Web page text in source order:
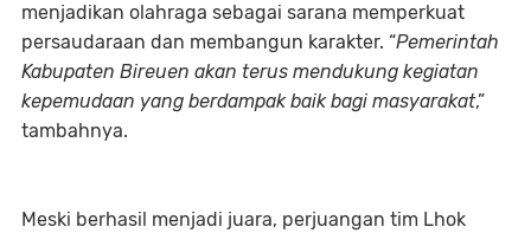
menjadikan olahraga sebagai sarana memperkuat
persaudaraan dan membangun karakter. “Pemerintah
Kabupaten Bireuen akan terus mendukung kegiatan
kepemudaan yang berdampak baik bagi masyarakat,”
tambahnya.
Meski berhasil menjadi juara, perjuangan tim Lhok